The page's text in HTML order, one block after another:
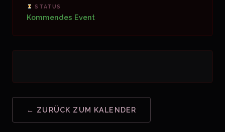
STATUS
Kommendes Event
← ZURÜCK ZUM KALENDER